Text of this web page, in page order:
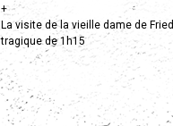
+
La visite de la vieille dame de
tragique de 1h15